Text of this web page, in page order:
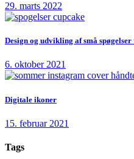
29. marts 2022
Design og udvikling af små
6. oktober 2021
Digitale ikoner
15. februar 2021
Tags